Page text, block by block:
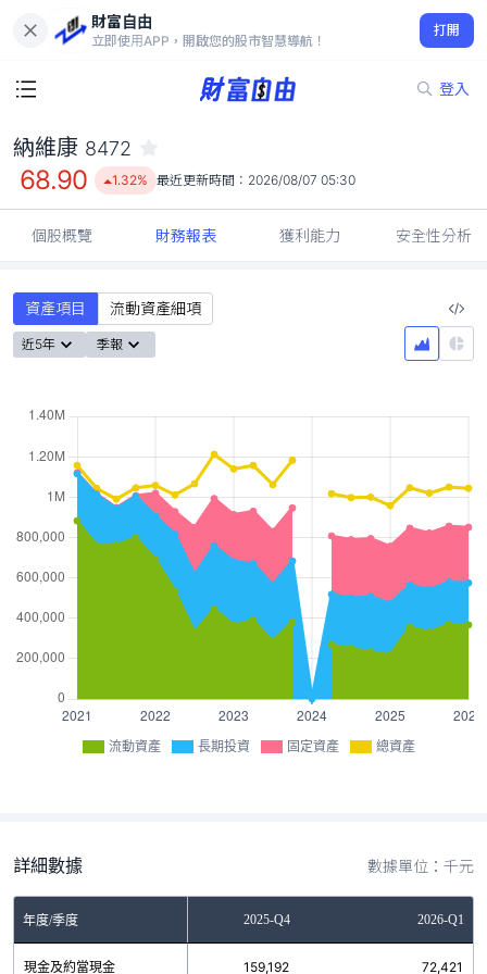
財富自由
立即使用APP，開啟您的股市智慧導航！
打開
登入
68.90
1.32%
納維康 8472
68.90 1.32% 最近更新時間： 2026/08/07 05:30
個股概覽 財務報表 獲利能力 安全性分析
資產項目 流動資產細項
近5年 季報
流動資產 長期投資 固定資產 總資產
詳細數據 數據單位：千元
年度/季度2025-Q3 2025-Q4 2026-Q1
現金及約當現金
125,823 159,192 72,421